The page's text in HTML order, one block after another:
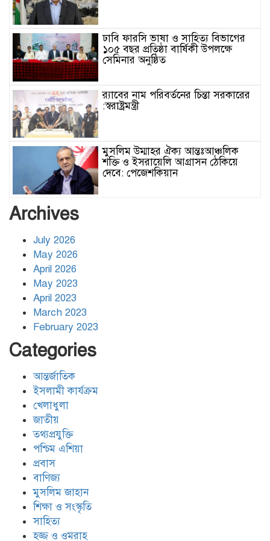
ঢাবি ফারসি ভাষা ও সাহিত্য বিভাগের
১০৫ বছর প্রতিষ্ঠা বার্ষিকী উপলক্ষে
সেমিনার অনুষ্ঠিত
র‌্যাবের নাম পরিবর্তনের চিন্তা সরকারের
:স্বরাষ্ট্রমন্ত্রী
মুসলিম উম্মাহর ঐক্য আন্তঃআঞ্চলিক
শক্তি ও ইসরায়েলি আগ্রাসন ঠেকিয়ে
দেবে: পেজেশকিয়ান
Archives
July 2026
May 2026
April 2026
May 2023
April 2023
March 2023
February 2023
Categories
আন্তর্জাতিক
ইসলামী কার্যক্রম
খেলাধুলা
জাতীয়
তথ্যপ্রযুক্তি
পশ্চিম এশিয়া
প্রবাস
বাণিজ্য
মুসলিম জাহান
শিক্ষা ও সংস্কৃতি
সাহিত্য
হজ্জ ও ওমরাহ